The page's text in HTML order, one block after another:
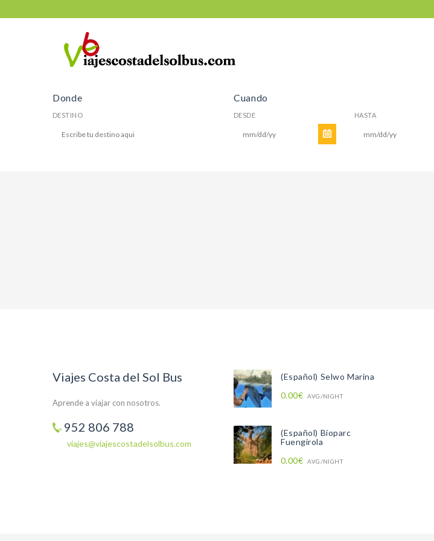
Donde
DESTINO
Cuando
DESDE HASTA
Viajes Costa del Sol Bus
Aprende a viajar con nosotros.
952 806 788
viajes@viajescostadelsolbus.com
(Español) Selwo Marina
0.00€ AVG/NIGHT
(Español) Bioparc
Fuengirola
0.00€ AVG/NIGHT